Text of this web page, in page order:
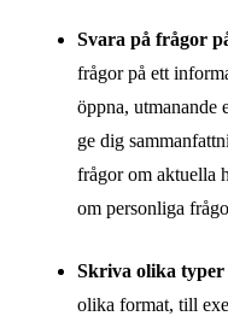
Svara på frågor
frågor på ett
öppna, utmanande
ge dig
frågor om aktuella
om personliga
Skriva olika typer
olika format, till